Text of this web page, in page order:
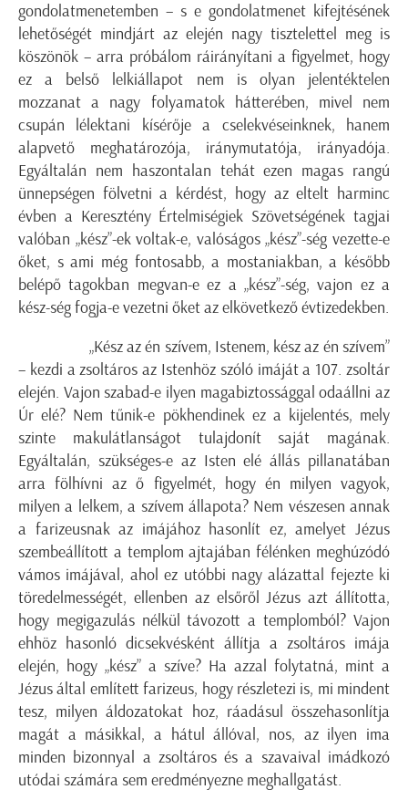
gondolatmenetemben – s e gondolatmenet kifejtésének
lehetőségét mindjárt az elején nagy tisztelettel meg is
köszönök – arra próbálom ráirányítani a figyelmet, hogy
ez a belső lelkiállapot nem is olyan jelentéktelen
mozzanat a nagy folyamatok hátterében, mivel nem
csupán lélektani kísérője a cselekvéseinknek, hanem
alapvető meghatározója, iránymutatója, irányadója.
Egyáltalán nem haszontalan tehát ezen magas rangú
ünnepségen fölvetni a kérdést, hogy az eltelt harminc
évben a Keresztény Értelmiségiek Szövetségének tagjai
valóban „kész”-ek voltak-e, valóságos „kész”-ség vezette-e
őket, s ami még fontosabb, a mostaniakban, a később
belépő tagokban megvan-e ez a „kész”-ség, vajon ez a
kész-ség fogja-e vezetni őket az elkövetkező évtizedekben.
„Kész az én szívem, Istenem, kész az én szívem”
– kezdi a zsoltáros az Istenhöz szóló imáját a 107. zsoltár
elején. Vajon szabad-e ilyen magabiztossággal odaállni az
Úr elé? Nem tűnik-e pökhendinek ez a kijelentés, mely
szinte makulátlanságot tulajdonít saját magának.
Egyáltalán, szükséges-e az Isten elé állás pillanatában
arra fölhívni az ő figyelmét, hogy én milyen vagyok,
milyen a lelkem, a szívem állapota? Nem vészesen annak
a farizeusnak az imájához hasonlít ez, amelyet Jézus
szembeállított a templom ajtajában félénken meghúzódó
vámos imájával, ahol ez utóbbi nagy alázattal fejezte ki
töredelmességét, ellenben az elsőről Jézus azt állította,
hogy megigazulás nélkül távozott a templomból? Vajon
ehhöz hasonló dicsekvésként állítja a zsoltáros imája
elején, hogy „kész” a szíve? Ha azzal folytatná, mint a
Jézus által említett farizeus, hogy részletezi is, mi mindent
tesz, milyen áldozatokat hoz, ráadásul összehasonlítja
magát a másikkal, a hátul állóval, nos, az ilyen ima
minden bizonnyal a zsoltáros és a szavaival imádkozó
utódai számára sem eredményezne meghallgatást.